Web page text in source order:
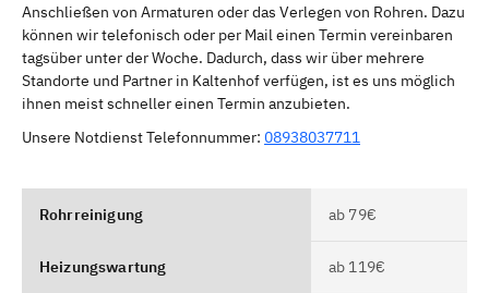
Anschließen von Armaturen oder das Verlegen von Rohren. Dazu
können wir telefonisch oder per Mail einen Termin vereinbaren
tagsüber unter der Woche. Dadurch, dass wir über mehrere
Standorte und Partner in Kaltenhof verfügen, ist es uns möglich
ihnen meist schneller einen Termin anzubieten.
Unsere Notdienst Telefonnummer: 08938037711
Rohrreinigung ab 79€
Heizungswartung ab 119€